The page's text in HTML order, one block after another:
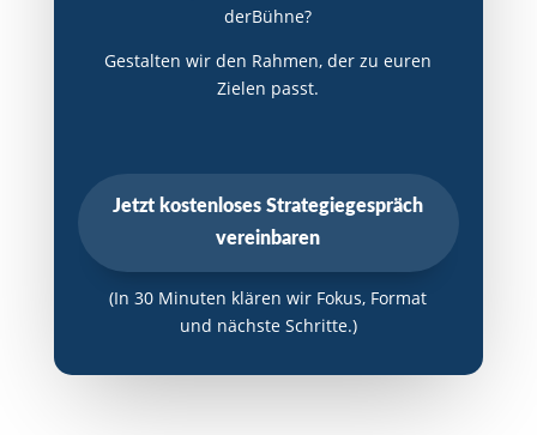
derBühne?
Gestalten wir den Rahmen, der zu euren
Zielen passt.
Jetzt kostenloses Strategiegespräch
vereinbaren
(In 30 Minuten klären wir Fokus, Format
und nächste Schritte.)